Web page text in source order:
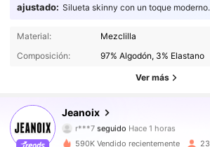
ajustado: Silueta skinny con un toque moderno.
Material:
Mezclilla
Composición:
97% Algodón, 3% Elastano
Ver más
Jeanoix
337K Seguidores
r***7seguido
4.85
337K Seguidores
590K Vendido recientemente